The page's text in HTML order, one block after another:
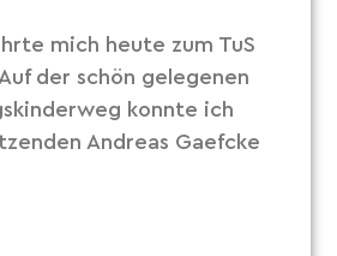
mich heute zum TuS
der schön gelegenen
konnte ich
Andreas Gaefcke